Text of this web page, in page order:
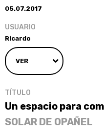
VER
05.07.2017
Ricardo
Un espacio para
SOLAR DE OPAÑEL